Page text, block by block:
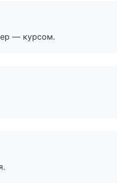
— курсом.